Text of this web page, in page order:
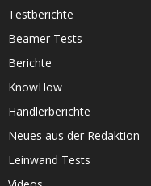
Testberichte
Beamer Tests
Berichte
KnowHow
Händlerberichte
Neues aus der Redaktion
Leinwand Tests